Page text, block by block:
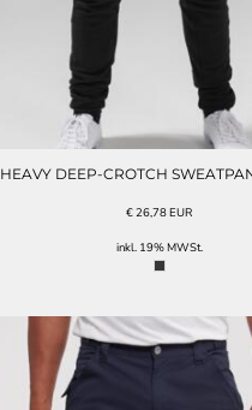
HEAVY DEEP-CROTCH
€26,78EUR
inkl. 19% MWSt.